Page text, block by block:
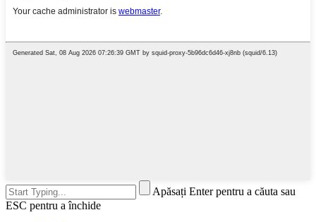
Apăsați Enter pentru a căuta sau
ESC pentru a închide